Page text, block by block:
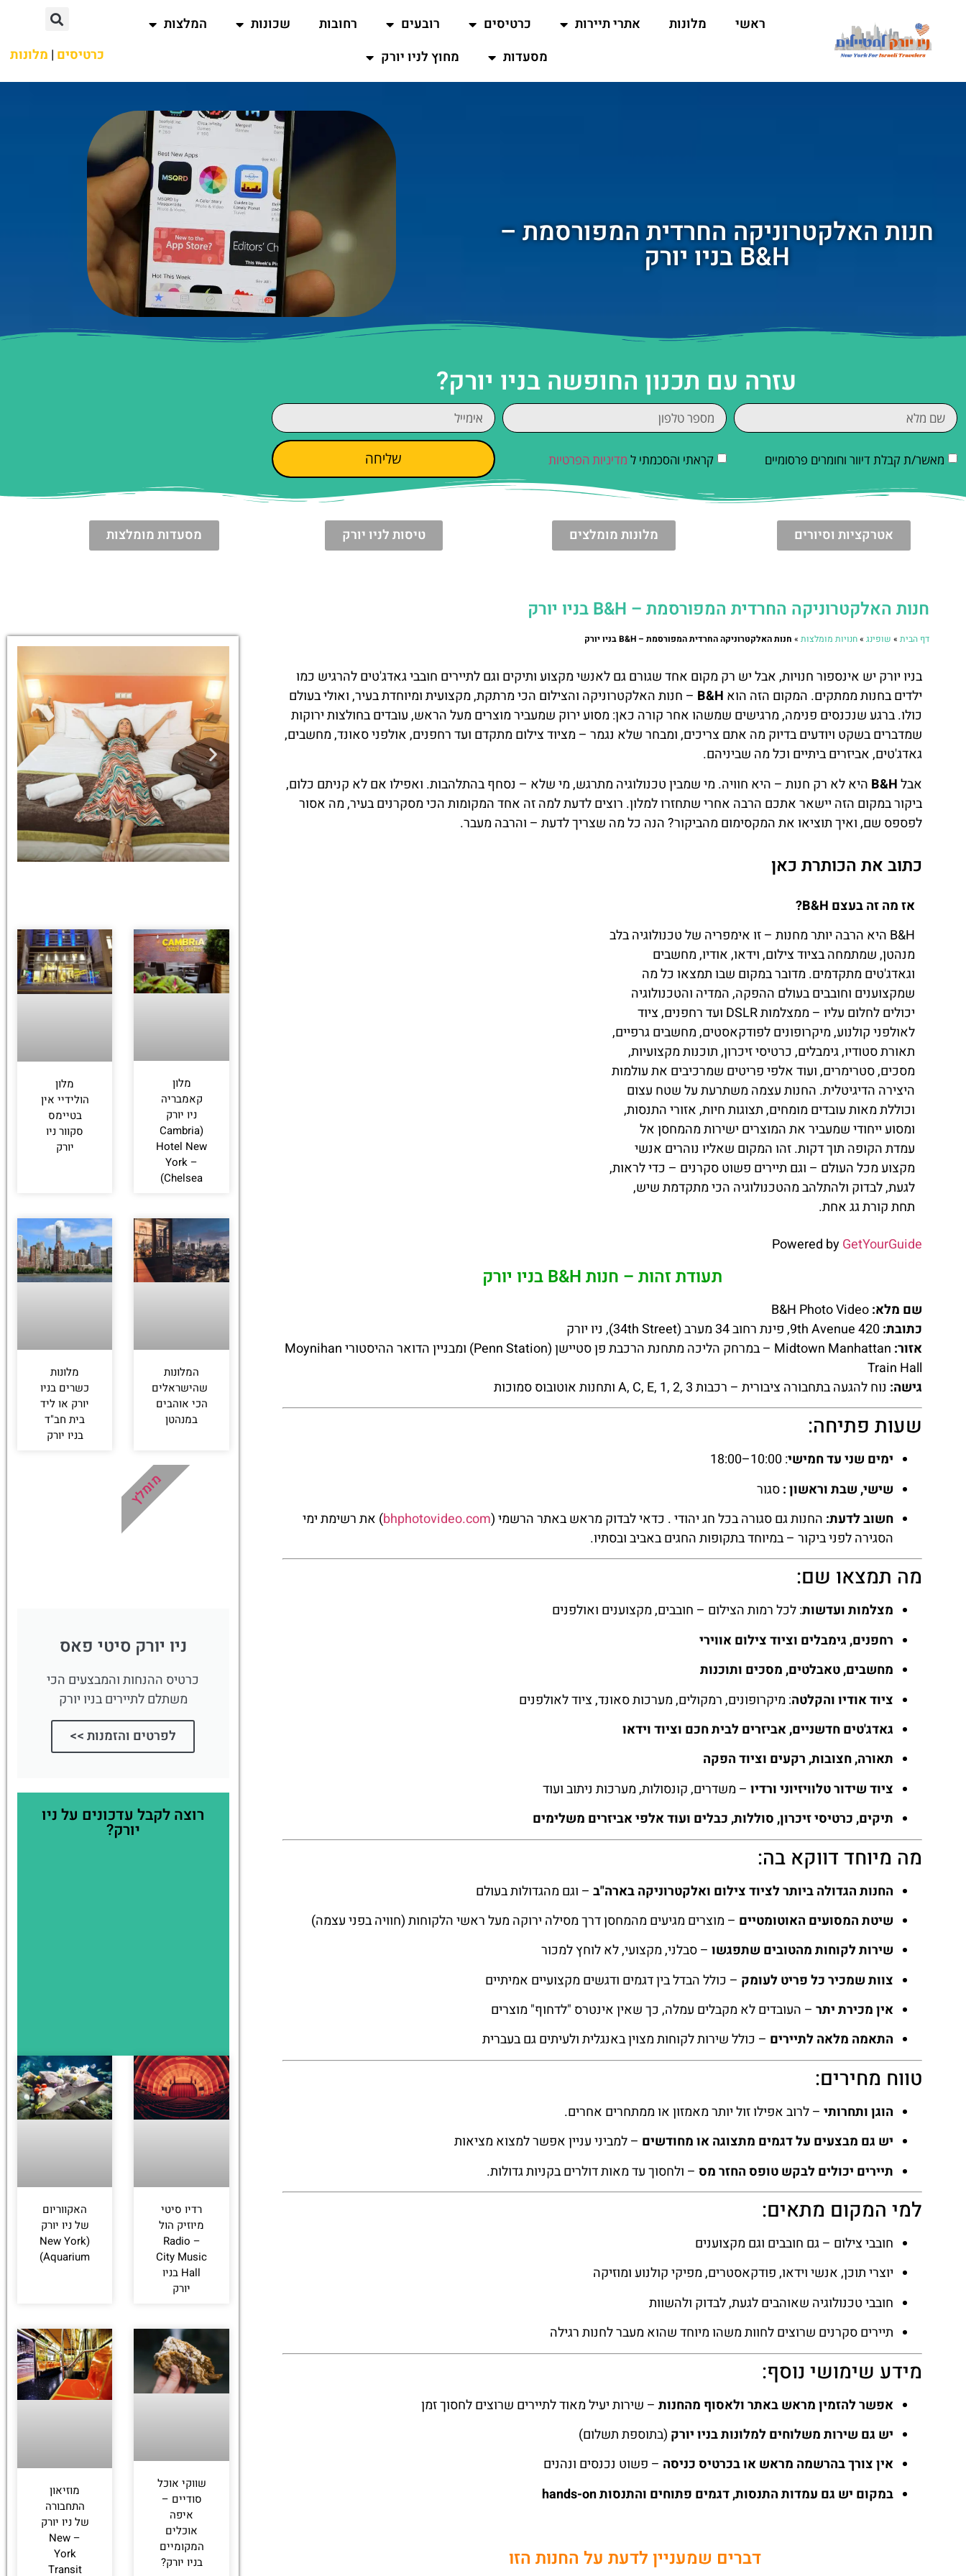
ראשי מלונות אתרי תיירות כרטיסים רובעים רחובות שכונות
המלצות
מסעדות
מחוץ לניו יורק כרטיסים | מלונות
חנות האלקטרוניקה החרדית המפורסמת –
B&H בניו יורק
עזרה עם תכנון החופשה בניו יורק?
מאשר/ת קבלת דיוור וחומרים פרסומיים קראתי והסכמתי ל מדיניות הפרטיות שליחה
אטרקציות וסיורים מלונות מומלצים טיסות לניו יורק מסעדות מומלצות
חנות האלקטרוניקה החרדית המפורסמת – B&H בניו יורק
דף הבית» שופינג»חנויות מומלצות» חנות האלקטרוניקה החרדית המפורסמת – B&H בניו יורק
בניו יורק יש אינספור חנויות, אבל יש רק מקום אחד שגורם גם לאנשי מקצוע ותיקים וגם לתיירים חובבי גאדג'טים להרגיש כמו
ילדים בחנות ממתקים. המקום הזה הוא B&H – חנות האלקטרוניקה והצילום הכי מרתקת, מקצועית ומיוחדת בעיר, ואולי בעולם
כולו. ברגע שנכנסים פנימה, מרגישים שמשהו אחר קורה כאן: מסוע ירוק שמעביר מוצרים מעל הראש, עובדים בחולצות ירוקות
שמדברים בשקט ויודעים בדיוק מה אתם צריכים, ומבחר שלא נגמר – מציוד צילום מתקדם ועד רחפנים, אולפני סאונד, מחשבים,
גאדג'טים, אביזרים ביתיים וכל מה שביניהם.
אבלB&H היא לא רק חנות – היא חוויה. מי שמבין טכנולוגיה מתרגש, מי שלא – נסחף בהתלהבות. ואפילו אם לא קניתם כלום,
ביקור במקום הזה יישאר אתכם הרבה אחרי שתחזרו למלון. רוצים לדעת למה זה אחד המקומות הכי מסקרנים בעיר, מה אסור
לפספס שם, ואיך תוציאו את המקסימום מהביקור? הנה כל מה שצריך לדעת – והרבה מעבר.
כתוב את הכותרת כאן
אז מה זה בעצם B&H?
B&H היא הרבה יותר מחנות – זו אימפריה של טכנולוגיה בלב
מנהטן, שמתמחה בציוד צילום, וידאו, אודיו, מחשבים
וגאדג'טים מתקדמים. מדובר במקום שבו תמצאו כל מה
שמקצוענים וחובבים בעולם ההפקה, המדיה והטכנולוגיה
יכולים לחלום עליו – ממצלמות DSLR ועד רחפנים, ציוד
לאולפני קולנוע, מיקרופונים לפודקאסטים, מחשבים גרפיים,
תאורת סטודיו, גימבלים, כרטיסי זיכרון, תוכנות מקצועיות,
מסכים, סטרימרים, ועוד אלפי פריטים שמרכיבים את עולמות
היצירה הדיגיטלית. החנות עצמה משתרעת על שטח עצום
וכוללת מאות עובדים מומחים, תצוגות חיות, אזורי התנסות,
ומסוע ייחודי שמעביר את המוצרים ישירות מהמחסן אל
עמדת הקופה תוך דקות. זהו המקום שאליו נוהרים אנשי
מקצוע מכל העולם – וגם תיירים פשוט סקרנים – כדי לראות,
לגעת, לבדוק ולהתלהב מהטכנולוגיה הכי מתקדמת שיש,
תחת קורת גג אחת.
Powered byGetYourGuide
תעודת זהות – חנות B&H בניו יורק
שם מלא:
כתובת:
אזור:
Midtown Manhattan – במרחק הליכה מתחנת הרכבת פן סטיישן (Penn Station) ומבניין הדואר ההיסטורי Moynihan
Train Hall
גישה: נוח להגעה בתחבורה ציבורית – רכבות A, C, E, 1, 2, 3 ותחנות אוטובוס סמוכות
שעות פתיחה:
ימים שני עד חמישי: 10:00–18:00
שישי, שבת וראשון :סגור
חשוב לדעת: החנות גם סגורה בכל חג יהודי . כדאי לבדוק מראש באתר הרשמי (bhphotovideo.com) את רשימת ימי
הסגירה לפני ביקור – במיוחד בתקופות החגים באביב ובסתיו.
מה תמצאו שם:
מצלמות ועדשות: לכל רמות הצילום – חובבים, מקצוענים ואולפנים
רחפנים, גימבלים וציוד צילום אווירי
מחשבים, טאבלטים, מסכים ותוכנות
ציוד אודיו והקלטה: מיקרופונים, רמקולים, מערכות סאונד, ציוד לאולפנים
גאדג'טים חדשניים, אביזרים לבית חכם וציוד וידאו
תאורה, חצובות, רקעים וציוד הפקה
ציוד שידור טלוויזיוני ורדיו– משדרים, קונסולות, מערכות ניתוב ועוד
תיקים, כרטיסי זיכרון, סוללות, כבלים ועוד אלפי אביזרים משלימים
מה מיוחד דווקא בה:
החנות הגדולה ביותר לציוד צילום ואלקטרוניקה בארה"ב– וגם מהגדולות בעולם
שיטת המסועים האוטומטיים – מוצרים מגיעים מהמחסן דרך מסילה ירוקה מעל ראשי הלקוחות (חוויה בפני עצמה)
שירות לקוחות מהטובים שתפגשו– סבלני, מקצועי, לא לוחץ למכור
צוות שמכיר כל פריט לעומק – כולל הבדל בין דגמים ודגשים מקצועיים אמיתיים
אין מכירת יתר– העובדים לא מקבלים עמלה, כך שאין אינטרס "לדחוף" מוצרים
התאמה מלאה לתיירים – כולל שירות לקוחות מצוין באנגלית ולעיתים גם בעברית
טווח מחירים:
הוגן ותחרותי– לרוב אפילו זול יותר מאמזון או ממתחרים אחרים.
יש גם מבצעים על דגמים מתצוגה או מחודשים – למביני עניין אפשר למצוא מציאות
תיירים יכולים לבקש טופס החזר מס– ולחסוך עד מאות דולרים בקניות גדולות.
למי המקום מתאים:
חובבי צילום – גם חובבים וגם מקצוענים
יוצרי תוכן, אנשי וידאו, פודקאסטרים, מפיקי קולנוע ומוזיקה
חובבי טכנולוגיה שאוהבים לגעת, לבדוק ולהשוות
תיירים סקרנים שרוצים לחוות משהו מיוחד שהוא מעבר לחנות רגילה
מידע שימושי נוסף:
אפשר להזמין מראש באתר ולאסוף מהחנות– שירות יעיל מאוד לתיירים שרוצים לחסוך זמן
יש גם שירות משלוחים למלונות בניו יורק (בתוספת תשלום)
אין צורך בהרשמה מראש או בכרטיס כניסה – פשוט נכנסים ונהנים
במקום יש גם עמדות התנסות, דגמים פתוחים והתנסות hands-on
דברים שמעניין לדעת על החנות הזו
מציאת מלון
מומלץ?
לחצו
מלון
קאמבריה
ניו יורק
(Cambria
Hotel New
York –
Chelsea)
מלון
הולידיי אין
בטיימס
סקוור ניו
יורק
המלונות
שהישראלים
הכי אוהבים
במנהטן
מלונות
כשרים בניו
יורק או ליד
בית חב"ד
בניו יורק
ניו יורק סיטי פאס
כרטיס ההנחות והמבצעים הכי
משתלם לתיירים בניו יורק
לפרטים והזמנות >>
מומלץ
רוצה לקבל עדכונים על ניו
יורק?
רדיו סיטי
מיוזיק הול
– Radio
City Music
Hall בניו
יורק
האקווריום
של ניו יורק
(New York
Aquarium)
שווקי אוכל
סודיים –
איפה
אוכלים
המקומיים
בניו יורק?
מוזיאון
התחבורה
של ניו יורק
– New
York
Transit